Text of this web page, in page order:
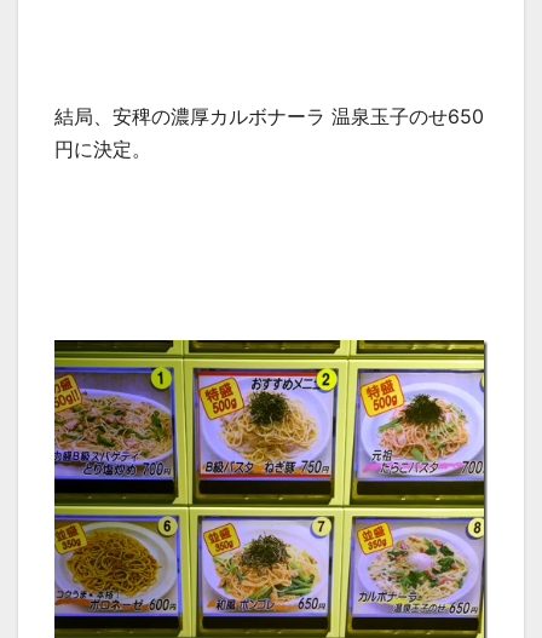
結局、安稗の濃厚カルボナーラ 温泉玉子のせ650
円に決定。